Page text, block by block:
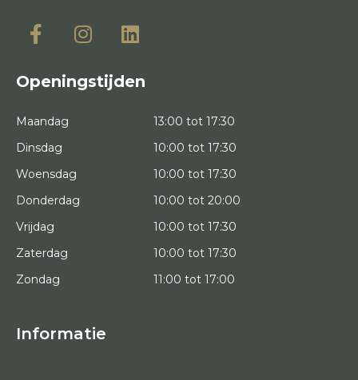
Openingstijden
Maandag
13:00 tot 17:30
Dinsdag
10:00 tot 17:30
Woensdag
10:00 tot 17:30
Donderdag
10:00 tot 20:00
Vrijdag
10:00 tot 17:30
Zaterdag
10:00 tot 17:30
Zondag
11:00 tot 17:00
Informatie